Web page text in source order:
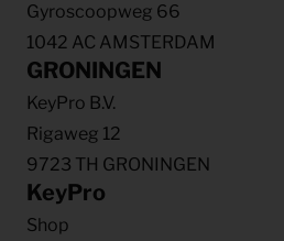
Gyroscoopweg 66
1042 AC AMSTERDAM
GRONINGEN
KeyPro B.V.
Rigaweg 12
9723 TH GRONINGEN
KeyPro
Shop